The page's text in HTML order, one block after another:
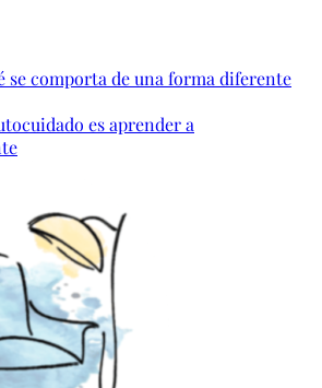
se comporta de una forma diferente
es aprender a